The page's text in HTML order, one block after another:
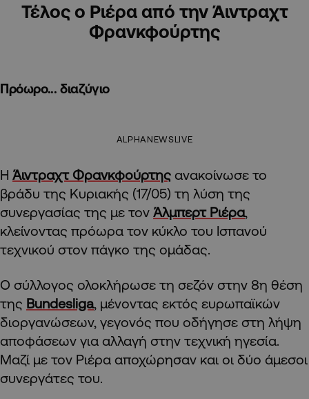
Τέλος ο Ριέρα από την Άιντραχτ
Φρανκφούρτης
Πρόωρο... διαζύγιο
ALPHANEWSLIVE
Η Άιντραχτ Φρανκφούρτης ανακοίνωσε το
βράδυ της Κυριακής (17/05) τη λύση της
συνεργασίας της με τον Άλμπερτ Ριέρα,
κλείνοντας πρόωρα τον κύκλο του Ισπανού
τεχνικού στον πάγκο της ομάδας.
Ο σύλλογος ολοκλήρωσε τη σεζόν στην 8η θέση
της Bundesliga, μένοντας εκτός ευρωπαϊκών
διοργανώσεων, γεγονός που οδήγησε στη λήψη
αποφάσεων για αλλαγή στην τεχνική ηγεσία.
Μαζί με τον Ριέρα αποχώρησαν και οι δύο άμεσοι
συνεργάτες του.